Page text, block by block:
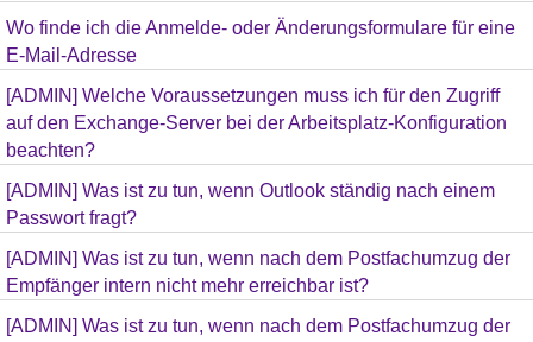
Wo finde ich die Anmelde- oder Änderungsformulare für eine
E-Mail-Adresse
[ADMIN] Welche Voraussetzungen muss ich für den Zugriff
auf den Exchange-Server bei der Arbeitsplatz-Konfiguration
beachten?
[ADMIN] Was ist zu tun, wenn Outlook ständig nach einem
Passwort fragt?
[ADMIN] Was ist zu tun, wenn nach dem Postfachumzug der
Empfänger intern nicht mehr erreichbar ist?
[ADMIN] Was ist zu tun, wenn nach dem Postfachumzug der